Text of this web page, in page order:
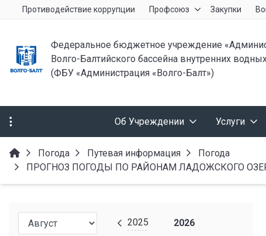
Противодействие коррупции Профсоюз Закупки
Федеральное бюджетное учреждение
Волго-Балтийского бассейна внутренних
(ФБУ «Администрация «Волго-Балт»)
Об Учреждении Услуги
Погода Путевая информация
Погода
ПРОГНОЗ ПОГОДЫ ПО РАЙОНАМ ЛАДОЖСКОГО ОЗЕРА
2025 2026